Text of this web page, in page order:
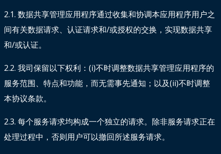
2.1. 数据共享管理应用程序通过收集和协调本应用程序用户之
间有关数据请求、认证请求和/或授权的交换，实现数据共享
和/或认证。
2.2. 我司保留以下权利：(i)不时调整数据共享管理应用程序的
服务范围、特点和功能，而无需事先通知；以及(ii)不时调整
本协议条款。
2.3. 每个服务请求均构成一个独立的请求。除非服务请求正在
处理过程中，否则用户可以撤回所述服务请求。